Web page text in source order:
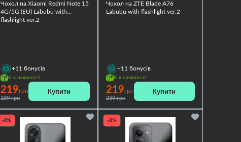
Чохол на Xiaomi Redmi Note 15
4G/5G (EU) Labubu with
flashlight ver.2
+11 бонусів
Є в наявності
219грн
239 грн
Купити
Чохол на ZTE Blade A76
Labubu with flashlight ver.2
+11 бонусів
Є в наявності
219грн
239 грн
Купити
-8% -8%